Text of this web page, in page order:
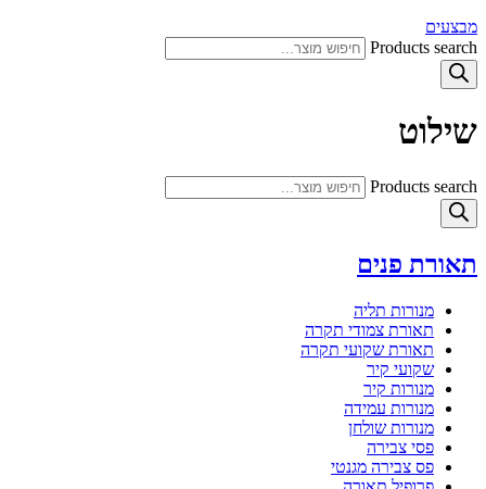
מבצעים
Products search
שילוט
Products search
תאורת פנים
מנורות תליה
תאורת צמודי תקרה
תאורת שקועי תקרה
שקועי קיר
מנורות קיר
מנורות עמידה
מנורות שולחן
פסי צבירה
פס צבירה מגנטי